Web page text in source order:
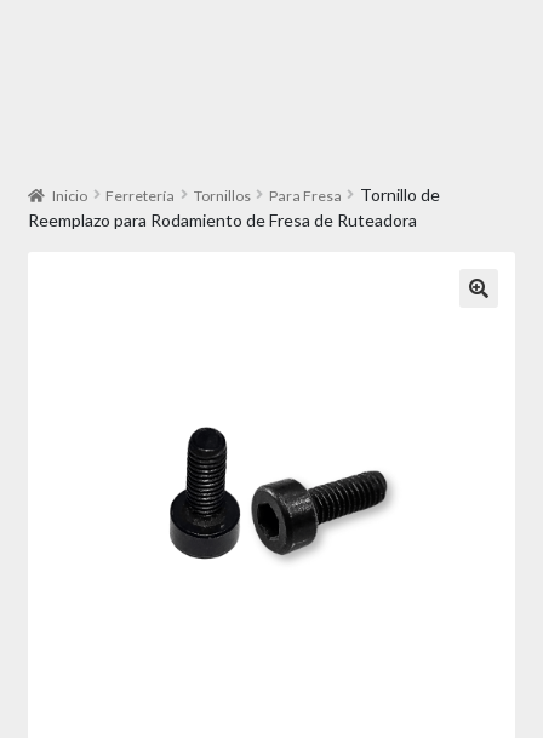
Inicio Ferretería Tornillos Para Fresa
Tornillo de
Reemplazo para Rodamiento de Fresa de Ruteadora